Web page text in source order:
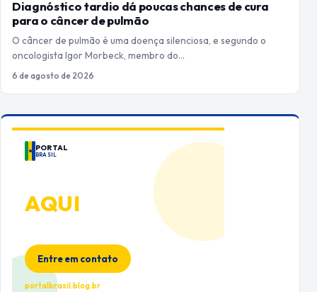
Diagnóstico tardio dá poucas chances de cura
para o câncer de pulmão
O câncer de pulmão é uma doença silenciosa, e segundo o
oncologista Igor Morbeck, membro do…
6 de agosto de 2026
PORTAL
BRASIL
AQUI
Entre em contato
portalbrasil.blog.br